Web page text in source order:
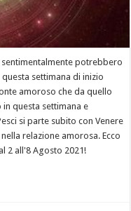
potrebbero
settimana di inizio
amoroso che da quello
questa settimana e
si parte subito con Venere
relazione amorosa. Ecco
2 all'8 Agosto 2021!